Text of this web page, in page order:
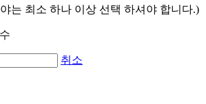
는 최소 하나 이상 선택 하셔야 합니다.)
취소